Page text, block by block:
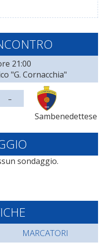
21:00
"G. Cornacchia"
-
Sambenedettese
sondaggio.
MARCATORI